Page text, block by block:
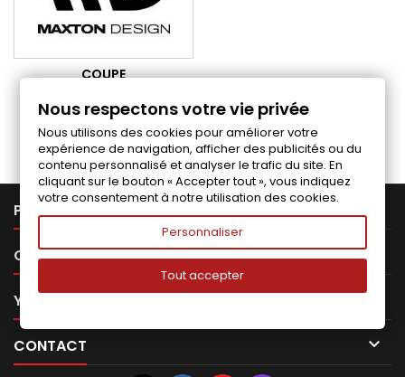
COUPE
Follow us on Facebook
PRODUCTS
OUR COMPANY 
YOUR ACCOUNT 
CONTACT 
Nous respectons votre vie privée
Nous utilisons des cookies pour améliorer votre
expérience de navigation, afficher des publicités ou du
contenu personnalisé et analyser le trafic du site. En
cliquant sur le bouton « Accepter tout », vous indiquez
votre consentement à notre utilisation des cookies.
Personnaliser
Tout accepter